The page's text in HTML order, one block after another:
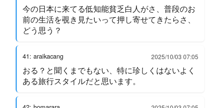
今の日本に来てる低知能貧乏白人がさ、普段のお
前の生活を覗き見たいって押し寄せてきたらさ、
どう思う？
41: araikacang 2025/10/03 07:05
おる？と聞くまでもない、特に珍しくはないよく
ある旅行スタイルだと思います。